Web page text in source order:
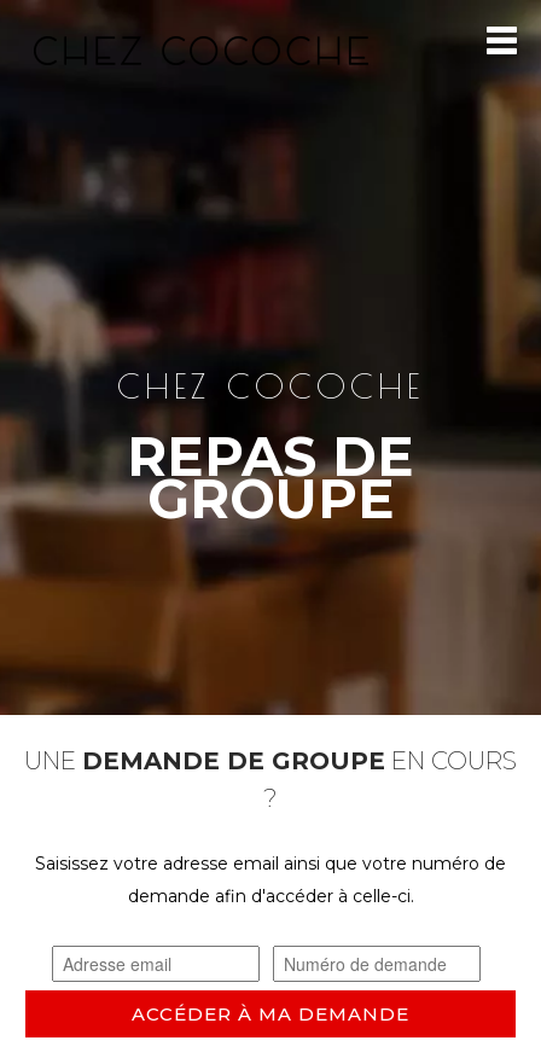
CHEZ COCOCHE
REPAS DE
GROUPE
UNE DEMANDE DE GROUPE EN COURS
?
Saisissez votre adresse email ainsi que votre numéro de
demande afin d'accéder à celle-ci.
ACCÉDER À MA DEMANDE